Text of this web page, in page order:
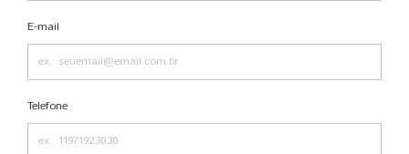
E-mail
Telefone